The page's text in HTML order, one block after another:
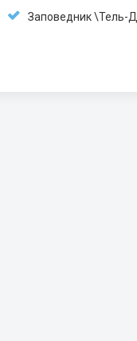
Заповедник \Тель-